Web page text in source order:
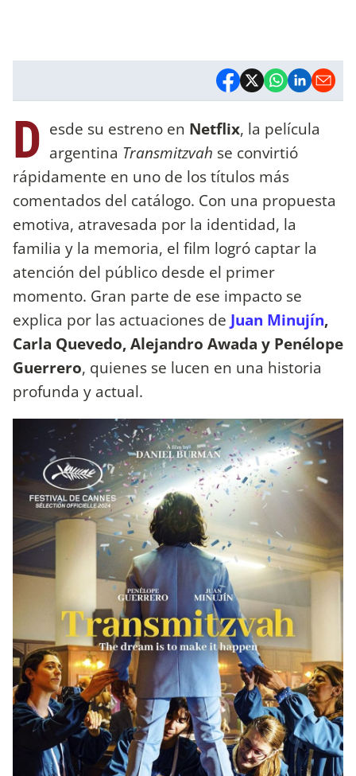
D esde su estreno en Netflix, la película
argentina Transmitzvah se convirtió
rápidamente en uno de los títulos más
comentados del catálogo. Con una propuesta
emotiva, atravesada por la identidad, la
familia y la memoria, el film logró captar la
atención del público desde el primer
momento. Gran parte de ese impacto se
explica por las actuaciones de Juan Minujín,
Carla Quevedo, Alejandro Awada y Penélope
Guerrero, quienes se lucen en una historia
profunda y actual.